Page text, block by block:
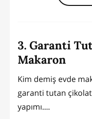
3. Garanti
Makaron
Kim demiş evde
garanti tutan
yapımı....